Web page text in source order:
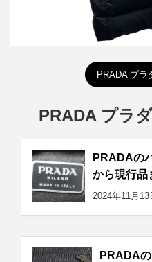
PRADA プラ
PRADA プラ
PRADAの
から現行品
2024年11月13
PRADA